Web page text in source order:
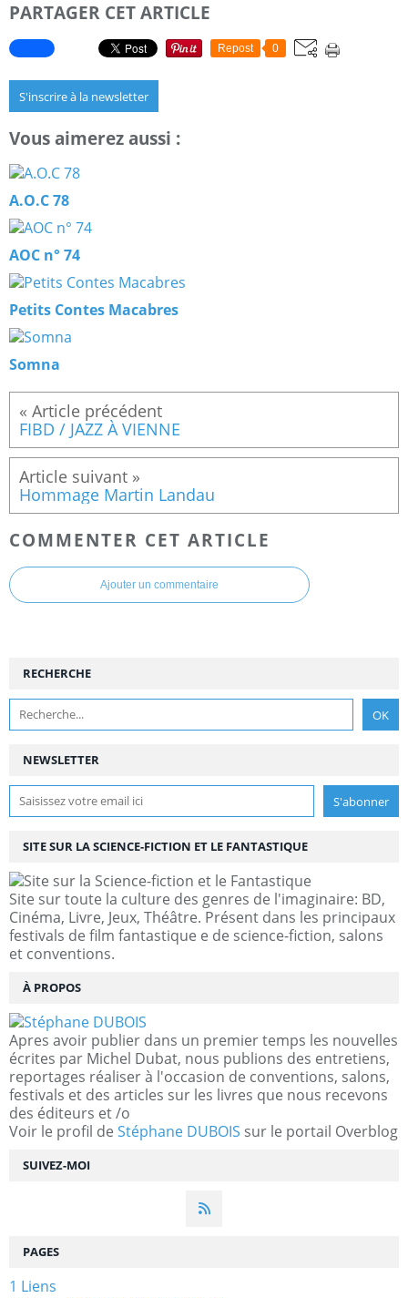
PARTAGER CET ARTICLE
Repost 0
S'inscrire à la newsletter
Vous aimerez aussi :
A.O.C 78
AOC n° 74
Petits Contes Macabres
Somna
FIBD / JAZZ À VIENNE
Hommage Martin Landau
COMMENTER CET ARTICLE
Ajouter un commentaire
NEWSLETTER
SUIVEZ-MOI
RECHERCHE
SITE SUR LA SCIENCE-FICTION ET LE FANTASTIQUE
Site sur toute la culture des genres de l'imaginaire: BD,
Cinéma, Livre, Jeux, Théâtre. Présent dans les principaux
festivals de film fantastique e de science-fiction, salons
et conventions.
À PROPOS
Apres avoir publier dans un premier temps les nouvelles
écrites par Michel Dubat, nous publions des entretiens,
reportages réaliser à l'occasion de conventions, salons,
festivals et des articles sur les livres que nous recevons
des éditeurs et /o
Voir le profil de Stéphane DUBOIS sur le portail Overblog
PAGES
1 Liens